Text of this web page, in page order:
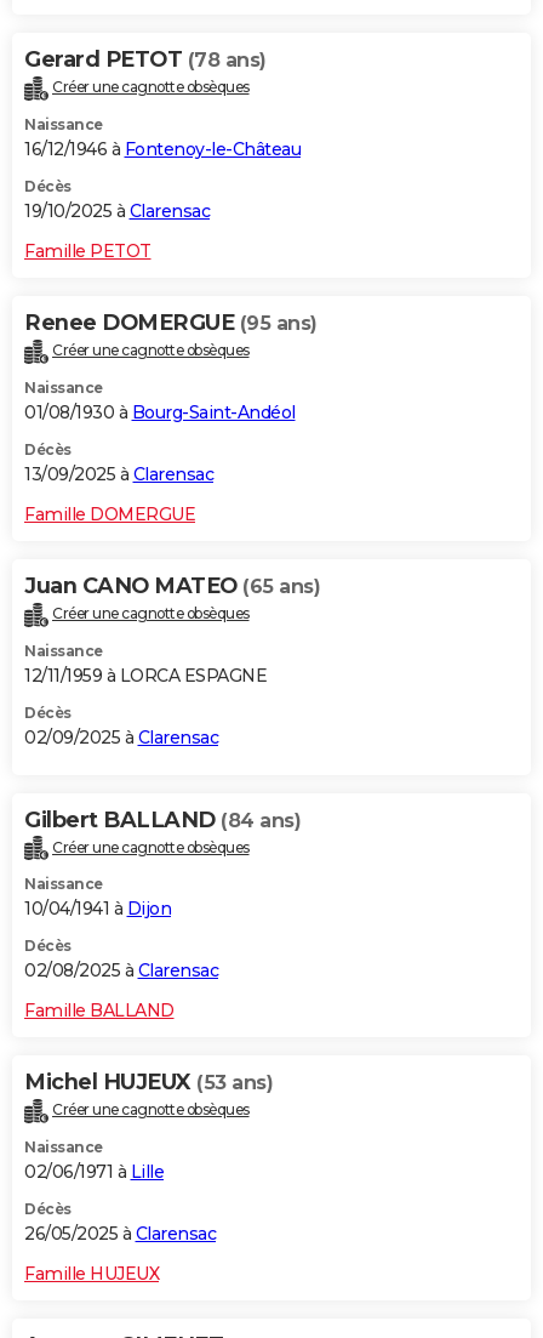
Gerard PETOT (78 ans)
Créer une cagnotte obsèques
Naissance
16/12/1946 à Fontenoy-le-Château
Décès
19/10/2025 à Clarensac
Famille PETOT
Renee DOMERGUE (95 ans)
Créer une cagnotte obsèques
Naissance
01/08/1930 à Bourg-Saint-Andéol
Décès
13/09/2025 à Clarensac
Famille DOMERGUE
Juan CANO MATEO (65 ans)
Créer une cagnotte obsèques
Naissance
12/11/1959 à LORCA ESPAGNE
Décès
02/09/2025 à Clarensac
Gilbert BALLAND (84 ans)
Créer une cagnotte obsèques
Naissance
10/04/1941 à Dijon
Décès
02/08/2025 à Clarensac
Famille BALLAND
Michel HUJEUX (53 ans)
Créer une cagnotte obsèques
Naissance
02/06/1971 à Lille
Décès
26/05/2025 à Clarensac
Famille HUJEUX